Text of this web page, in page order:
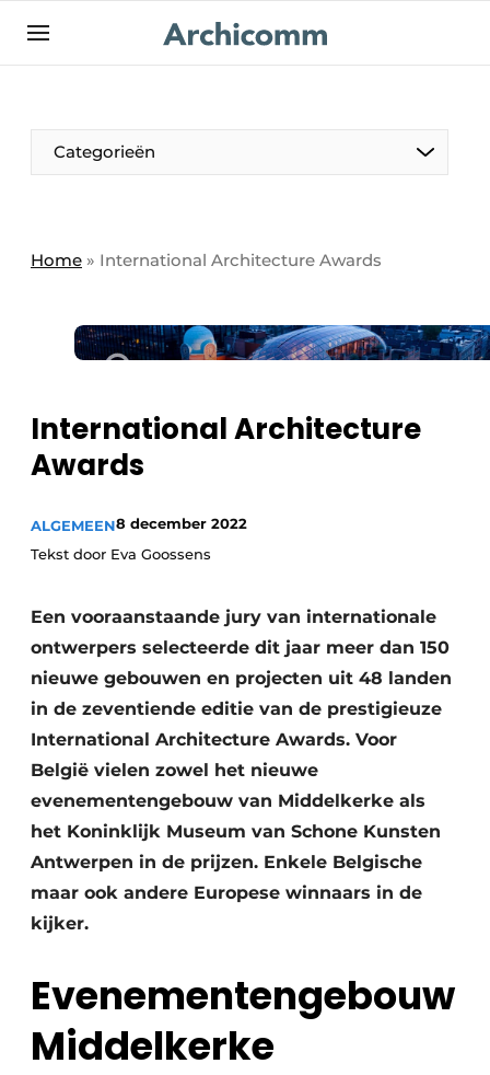
NL be-FR
Categorieën
Home » International Architecture Awards
International Architecture
Awards
ALGEMEEN8 december 2022
Tekst door Eva Goossens
Een vooraanstaande jury van internationale
ontwerpers selecteerde dit jaar meer dan 150
nieuwe gebouwen en projecten uit 48 landen
in de zeventiende editie van de prestigieuze
International Architecture Awards. Voor
België vielen zowel het nieuwe
evenementengebouw van Middelkerke als
het Koninklijk Museum van Schone Kunsten
Antwerpen in de prijzen. Enkele Belgische
maar ook andere Europese winnaars in de
kijker.
Evenementengebouw
Middelkerke